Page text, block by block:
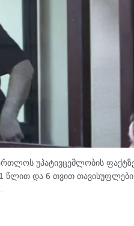
უპატივცემლობის
წლით და 6 თვით